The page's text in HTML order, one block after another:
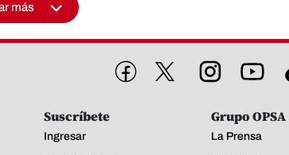
más
Suscríbete
Ingresar
Grupo OPSA
La Prensa